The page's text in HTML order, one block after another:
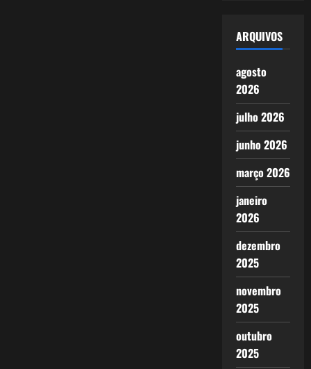
ARQUIVOS
agosto
2026
julho 2026
junho 2026
março 2026
janeiro
2026
dezembro
2025
novembro
2025
outubro
2025